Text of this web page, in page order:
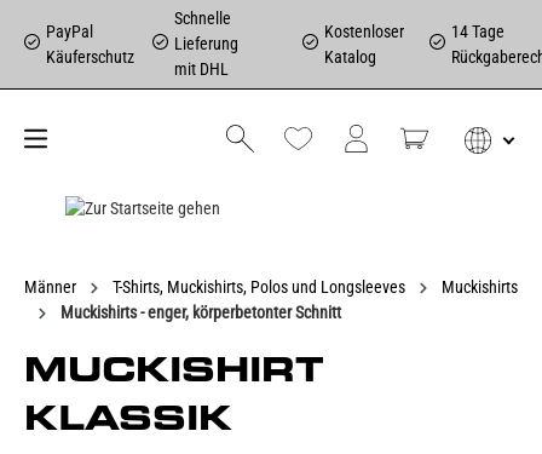
PayPal
Käuferschutz
Schnelle
Lieferung
mit DHL
Kostenloser
Katalog
14 Tage
Männer T-Shirts, Muckishirts, Polos und Longsleeves
Muckishirts
Muckishirts - enger, körperbetonter Schnitt
MUCKISHIRT
KLASSIK